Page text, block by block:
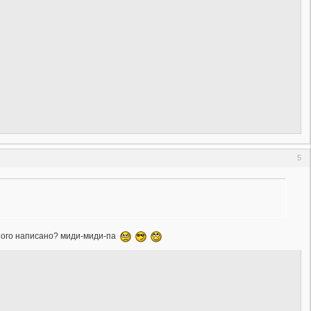
5
написано? миди-миди-па